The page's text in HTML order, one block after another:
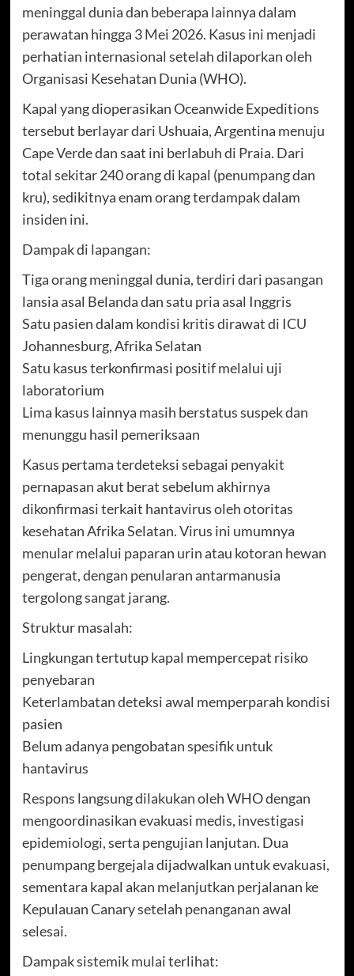
meninggal dunia dan beberapa lainnya dalam
perawatan hingga 3 Mei 2026. Kasus ini menjadi
perhatian internasional setelah dilaporkan oleh
Organisasi Kesehatan Dunia (WHO).
Kapal yang dioperasikan Oceanwide Expeditions
tersebut berlayar dari Ushuaia, Argentina menuju
Cape Verde dan saat ini berlabuh di Praia. Dari
total sekitar 240 orang di kapal (penumpang dan
kru), sedikitnya enam orang terdampak dalam
insiden ini.
Dampak di lapangan:
Tiga orang meninggal dunia, terdiri dari pasangan
lansia asal Belanda dan satu pria asal Inggris
Satu pasien dalam kondisi kritis dirawat di ICU
Johannesburg, Afrika Selatan
Satu kasus terkonfirmasi positif melalui uji
laboratorium
Lima kasus lainnya masih berstatus suspek dan
menunggu hasil pemeriksaan
Kasus pertama terdeteksi sebagai penyakit
pernapasan akut berat sebelum akhirnya
dikonfirmasi terkait hantavirus oleh otoritas
kesehatan Afrika Selatan. Virus ini umumnya
menular melalui paparan urin atau kotoran hewan
pengerat, dengan penularan antarmanusia
tergolong sangat jarang.
Struktur masalah:
Lingkungan tertutup kapal mempercepat risiko
penyebaran
Keterlambatan deteksi awal memperparah kondisi
pasien
Belum adanya pengobatan spesifik untuk
hantavirus
Respons langsung dilakukan oleh WHO dengan
mengoordinasikan evakuasi medis, investigasi
epidemiologi, serta pengujian lanjutan. Dua
penumpang bergejala dijadwalkan untuk evakuasi,
sementara kapal akan melanjutkan perjalanan ke
Kepulauan Canary setelah penanganan awal
selesai.
Dampak sistemik mulai terlihat: